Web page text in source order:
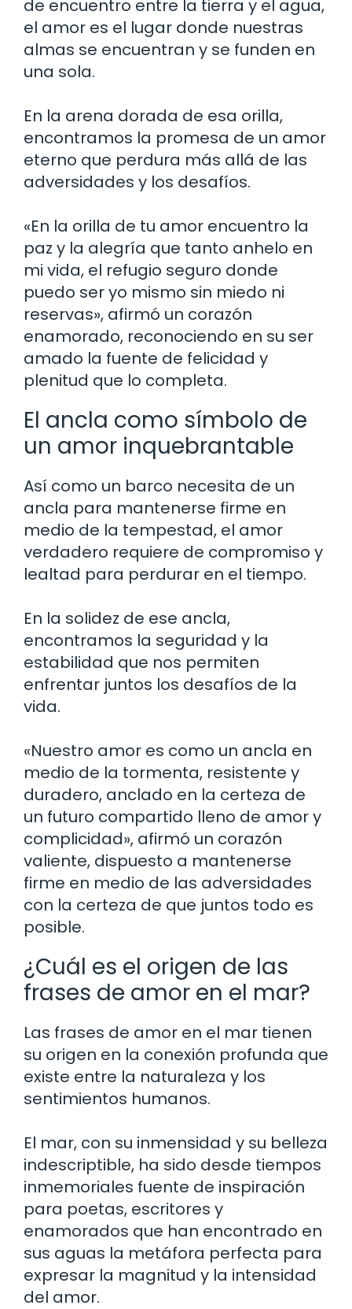
de encuentro entre la tierra y el agua,
el amor es el lugar donde nuestras
almas se encuentran y se funden en
una sola.
En la arena dorada de esa orilla,
encontramos la promesa de un amor
eterno que perdura más allá de las
adversidades y los desafíos.
«En la orilla de tu amor encuentro la
paz y la alegría que tanto anhelo en
mi vida, el refugio seguro donde
puedo ser yo mismo sin miedo ni
reservas», afirmó un corazón
enamorado, reconociendo en su ser
amado la fuente de felicidad y
plenitud que lo completa.
El ancla como símbolo de
un amor inquebrantable
Así como un barco necesita de un
ancla para mantenerse firme en
medio de la tempestad, el amor
verdadero requiere de compromiso y
lealtad para perdurar en el tiempo.
En la solidez de ese ancla,
encontramos la seguridad y la
estabilidad que nos permiten
enfrentar juntos los desafíos de la
vida.
«Nuestro amor es como un ancla en
medio de la tormenta, resistente y
duradero, anclado en la certeza de
un futuro compartido lleno de amor y
complicidad», afirmó un corazón
valiente, dispuesto a mantenerse
firme en medio de las adversidades
con la certeza de que juntos todo es
posible.
¿Cuál es el origen de las
frases de amor en el mar?
Las frases de amor en el mar tienen
su origen en la conexión profunda que
existe entre la naturaleza y los
sentimientos humanos.
El mar, con su inmensidad y su belleza
indescriptible, ha sido desde tiempos
inmemoriales fuente de inspiración
para poetas, escritores y
enamorados que han encontrado en
sus aguas la metáfora perfecta para
expresar la magnitud y la intensidad
del amor.